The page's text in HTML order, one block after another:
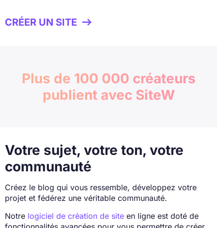
CRÉER UN SITE 
Plus de 100 000 créateurs
publient avec SiteW
Votre sujet, votre ton, votre
communauté
Créez le blog qui vous ressemble, développez votre
projet et fédérez une véritable communauté.
Notre logiciel de création de site en ligne est doté de